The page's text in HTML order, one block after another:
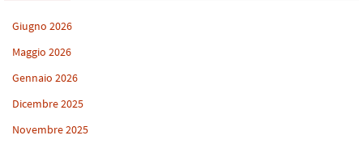
Giugno 2026
Maggio 2026
Gennaio 2026
Dicembre 2025
Novembre 2025